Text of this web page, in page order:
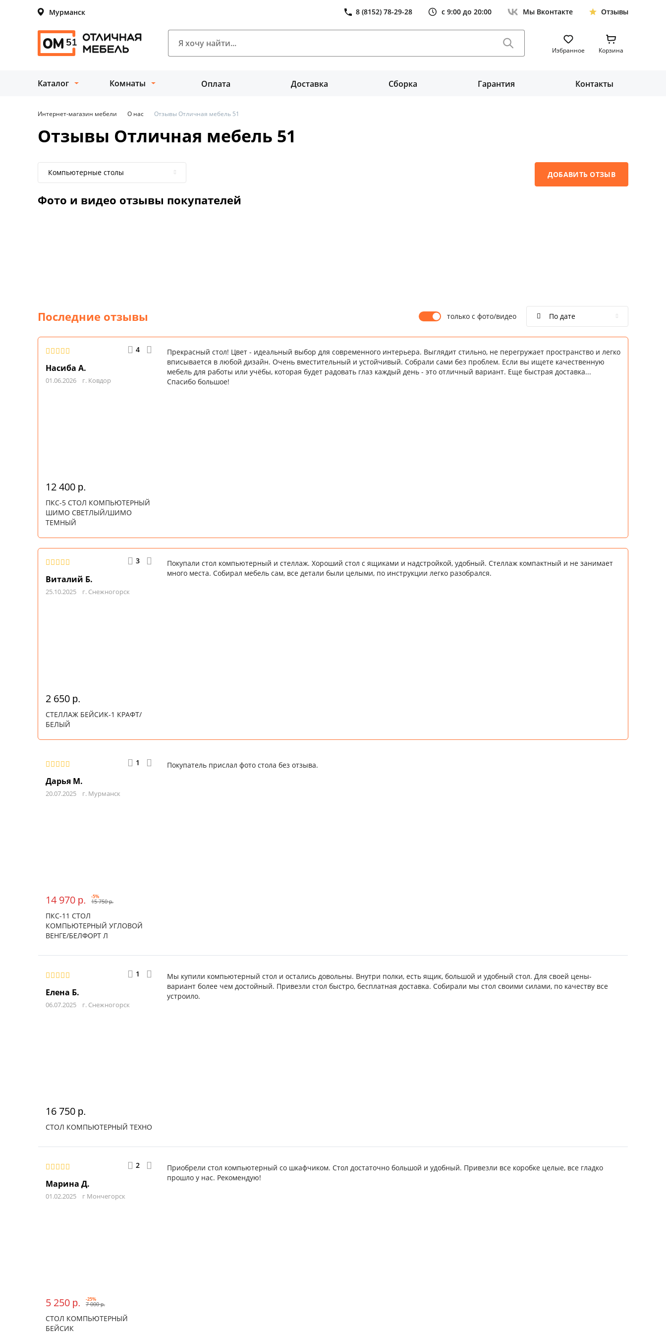
Мурманск 8 (8152) 78-29-28 с 9:00 до 20:00 Мы Вконтакте Отзывы
Избранное Корзина
Каталог Комнаты Оплата Доставка Сборка Гарантия Контакты
Интернет-магазин мебели О нас Отзывы Отличная мебель 51
Отзывы Отличная мебель 51
Компьютерные столы ДОБАВИТЬ ОТЗЫВ
Фото и видео отзывы покупателей
По дате
только с фото/видео
Последние отзывы
Насиба А.
01.06.2026 г. Ковдор
4
12 400 р.
ПКС-5 СТОЛ КОМПЬЮТЕРНЫЙ
ШИМО СВЕТЛЫЙ/ШИМО
ТЕМНЫЙ
Прекрасный стол! Цвет - идеальный выбор для современного интерьера. Выглядит стильно, не перегружает пространство и легко
вписывается в любой дизайн. Очень вместительный и устойчивый. Собрали сами без проблем. Если вы ищете качественную
мебель для работы или учёбы, которая будет радовать глаз каждый день - это отличный вариант. Еще быстрая доставка...
Спасибо большое!
Виталий Б.
25.10.2025 г. Снежногорск
3
2 650 р.
СТЕЛЛАЖ БЕЙСИК-1 КРАФТ/
БЕЛЫЙ
Покупали стол компьютерный и стеллаж. Хороший стол с ящиками и надстройкой, удобный. Стеллаж компактный и не занимает
много места. Собирал мебель сам, все детали были целыми, по инструкции легко разобрался.
Дарья М.
20.07.2025 г. Мурманск
1
14 970 р. -5%
15 750р.
ПКС-11 СТОЛ
КОМПЬЮТЕРНЫЙ УГЛОВОЙ
ВЕНГЕ/БЕЛФОРТ Л
Покупатель прислал фото стола без отзыва.
Елена Б.
06.07.2025 г. Снежногорск
1
16 750 р.
СТОЛ КОМПЬЮТЕРНЫЙ ТЕХНО
Мы купили компьютерный стол и остались довольны. Внутри полки, есть ящик, большой и удобный стол. Для своей цены-
вариант более чем достойный. Привезли стол быстро, бесплатная доставка. Собирали мы стол своими силами, по качеству все
устроило.
Марина Д.
01.02.2025 г Мончегорск
2
5 250 р. -25%
7 000р.
СТОЛ КОМПЬЮТЕРНЫЙ
БЕЙСИК
Приобрели стол компьютерный со шкафчиком. Стол достаточно большой и удобный. Привезли все коробке целые, все гладко
прошло у нас. Рекомендую!